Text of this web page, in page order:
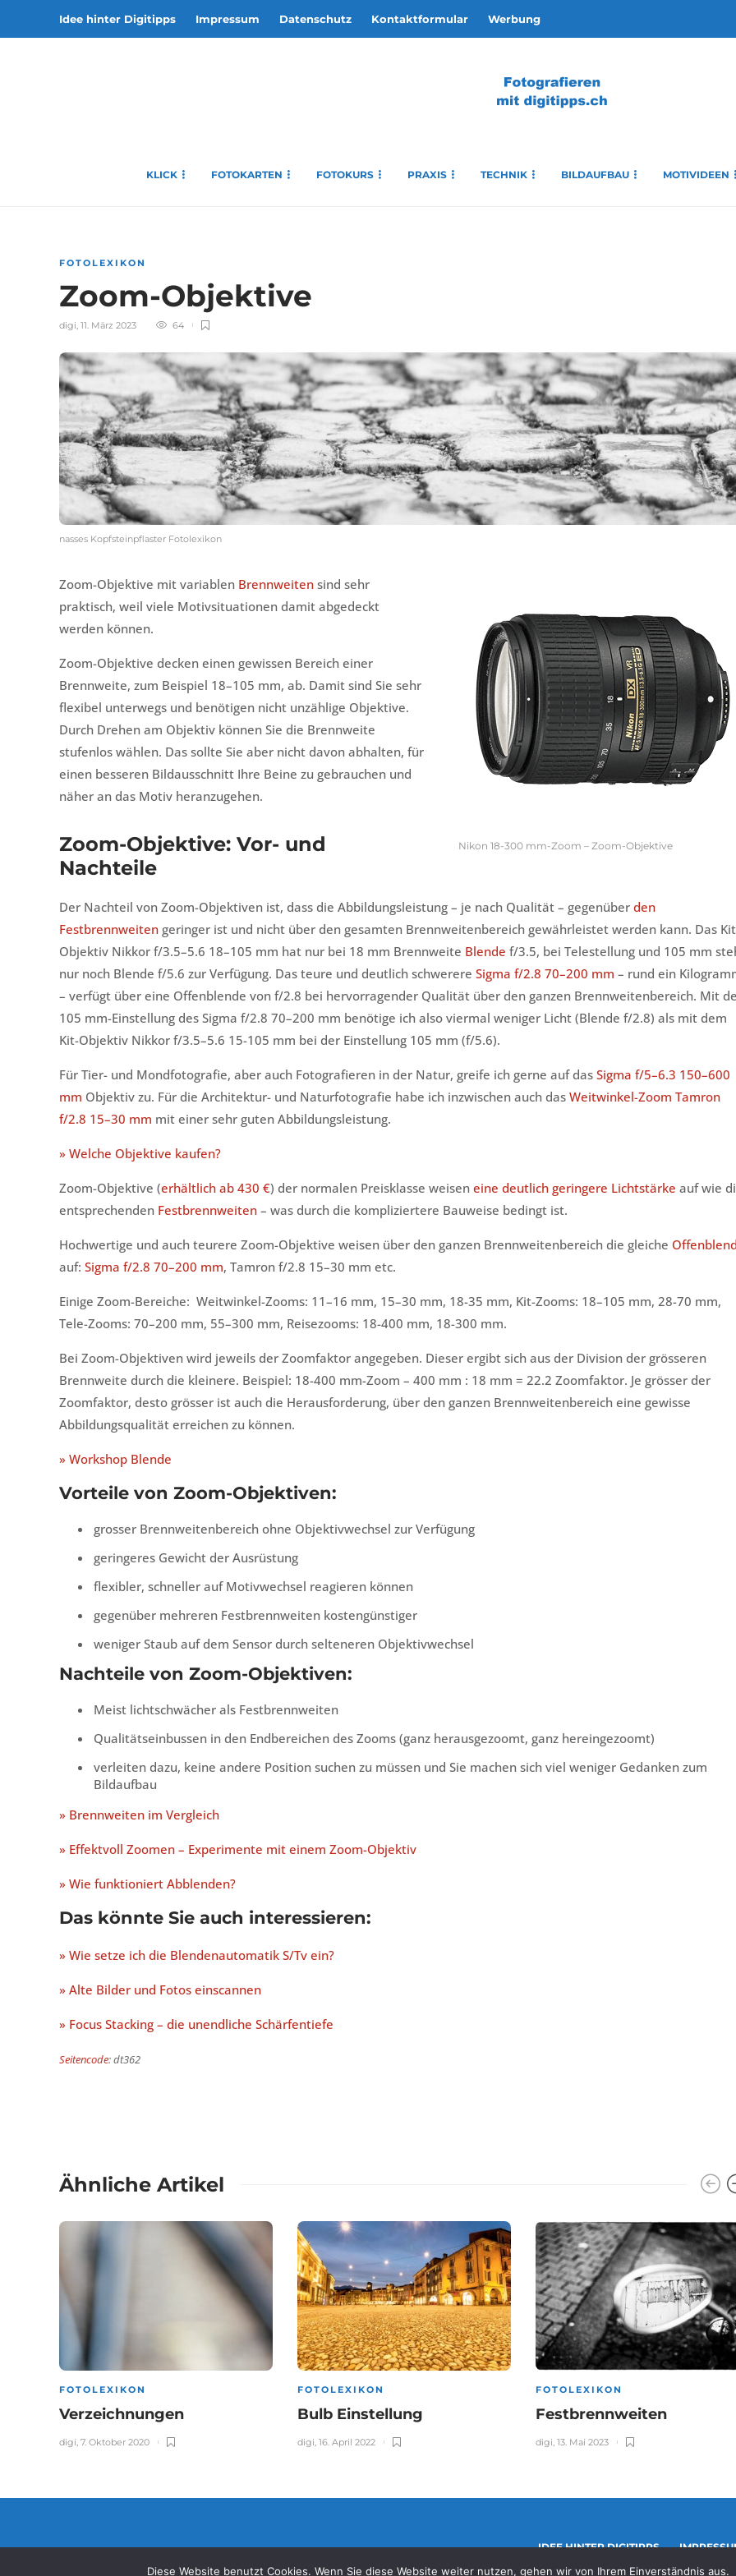
Idee hinter Digitipps Impressum Datenschutz Kontaktformular Werbung
KLICK FOTOKARTEN FOTOKURS PRAXIS TECHNIK BILDAUFBAU MOTIVIDEEN
FOTOLEXIKON
Zoom-Objektive
digi, 11. März 2023 64
nasses Kopfsteinpflaster Fotolexikon
Nikon 18-300 mm-Zoom – Zoom-Objektive
Zoom-Objektive mit variablen Brennweiten sind sehr
praktisch, weil viele Motivsituationen damit abgedeckt
werden können.
Zoom-Objektive decken einen gewissen Bereich einer
Brennweite, zum Beispiel 18–105 mm, ab. Damit sind Sie sehr
flexibel unterwegs und benötigen nicht unzählige Objektive.
Durch Drehen am Objektiv können Sie die Brennweite
stufenlos wählen. Das sollte Sie aber nicht davon abhalten, für
einen besseren Bildausschnitt Ihre Beine zu gebrauchen und
näher an das Motiv heranzugehen.
Zoom-Objektive: Vor- und
Nachteile
Der Nachteil von Zoom-Objektiven ist, dass die Abbildungsleistung – je nach Qualität – gegenüber den
Festbrennweiten geringer ist und nicht über den gesamten Brennweitenbereich gewährleistet werden kann. Das
Objektiv Nikkor f/3.5–5.6 18–105 mm hat nur bei 18 mm Brennweite Blende f/3.5, bei Telestellung und 105 mm
nur noch Blende f/5.6 zur Verfügung. Das teure und deutlich schwerere Sigma f/2.8 70–200 mm – rund ein
– verfügt über eine Offenblende von f/2.8 bei hervorragender Qualität über den ganzen Brennweitenbereich. Mit
105 mm-Einstellung des Sigma f/2.8 70–200 mm benötige ich also viermal weniger Licht (Blende f/2.8) als mit dem
Kit-Objektiv Nikkor f/3.5–5.6 15-105 mm bei der Einstellung 105 mm (f/5.6).
Für Tier- und Mondfotografie, aber auch Fotografieren in der Natur, greife ich gerne auf das Sigma f/5–6.3 150–600
mm Objektiv zu. Für die Architektur- und Naturfotografie habe ich inzwischen auch das Weitwinkel-Zoom Tamron
f/2.8 15–30 mm mit einer sehr guten Abbildungsleistung.
» Welche Objektive kaufen?
Zoom-Objektive (erhältlich ab 430 €) der normalen Preisklasse weisen eine deutlich geringere Lichtstärke auf wie
entsprechenden Festbrennweiten – was durch die kompliziertere Bauweise bedingt ist.
Hochwertige und auch teurere Zoom-Objektive weisen über den ganzen Brennweitenbereich die gleiche
auf: Sigma f/2.8 70–200 mm, Tamron f/2.8 15–30 mm etc.
Einige Zoom-Bereiche: Weitwinkel-Zooms: 11–16 mm, 15–30 mm, 18-35 mm, Kit-Zooms: 18–105 mm, 28-70 mm,
Tele-Zooms: 70–200 mm, 55–300 mm, Reisezooms: 18-400 mm, 18-300 mm.
Bei Zoom-Objektiven wird jeweils der Zoomfaktor angegeben. Dieser ergibt sich aus der Division der grösseren
Brennweite durch die kleinere. Beispiel: 18-400 mm-Zoom – 400 mm : 18 mm = 22.2 Zoomfaktor. Je grösser der
Zoomfaktor, desto grösser ist auch die Herausforderung, über den ganzen Brennweitenbereich eine gewisse
Abbildungsqualität erreichen zu können.
» Workshop Blende
Vorteile von Zoom-Objektiven:
grosser Brennweitenbereich ohne Objektivwechsel zur Verfügung
geringeres Gewicht der Ausrüstung
flexibler, schneller auf Motivwechsel reagieren können
gegenüber mehreren Festbrennweiten kostengünstiger
weniger Staub auf dem Sensor durch selteneren Objektivwechsel
Nachteile von Zoom-Objektiven:
Meist lichtschwächer als Festbrennweiten
Qualitätseinbussen in den Endbereichen des Zooms (ganz herausgezoomt, ganz hereingezoomt)
verleiten dazu, keine andere Position suchen zu müssen und Sie machen sich viel weniger Gedanken zum
Bildaufbau
» Brennweiten im Vergleich
» Effektvoll Zoomen – Experimente mit einem Zoom-Objektiv
» Wie funktioniert Abblenden?
Das könnte Sie auch interessieren:
» Wie setze ich die Blendenautomatik S/Tv ein?
» Alte Bilder und Fotos einscannen
» Focus Stacking – die unendliche Schärfentiefe
Seitencode: dt362
Ähnliche Artikel
FOTOLEXIKON
Verzeichnungen
digi 7. Oktober 2020
FOTOLEXIKON
Bulb Einstellung
digi 16. April 2022
FOTOLEXIKON
Festbrennweiten
digi 13. Mai 2023
© 2006 - 2026 digitipps.ch IDEE HINTER DIGITIPPS
Diese Website benutzt Cookies. Wenn Sie diese Website weiter nutzen, gehen wir von Ihrem Einverständnis aus.